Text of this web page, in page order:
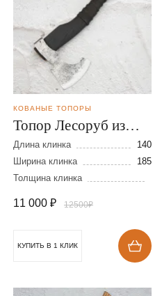
КОВАНЫЕ ТОПОРЫ
Топор Лесоруб из
стали 9ХС
Длина клинка
140
Ширина клинка
185
Толщина клинка
11 000 ₽ 12500₽
КУПИТЬ В 1 КЛИК